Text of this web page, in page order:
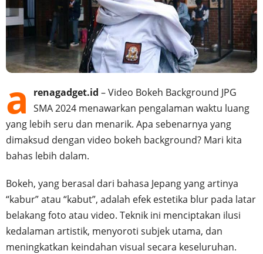
a renagadget.id – Video Bokeh Background JPG
SMA 2024 menawarkan pengalaman waktu luang
yang lebih seru dan menarik. Apa sebenarnya yang
dimaksud dengan video bokeh background? Mari kita
bahas lebih dalam.
Bokeh, yang berasal dari bahasa Jepang yang artinya
“kabur” atau “kabut”, adalah efek estetika blur pada latar
belakang foto atau video. Teknik ini menciptakan ilusi
kedalaman artistik, menyoroti subjek utama, dan
meningkatkan keindahan visual secara keseluruhan.